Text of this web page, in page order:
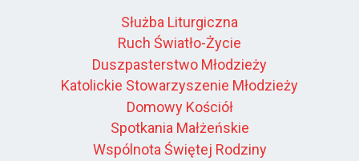
Służba Liturgiczna
Ruch Światło-Życie
Duszpasterstwo Młodzieży
Katolickie Stowarzyszenie Młodzieży
Domowy Kościół
Spotkania Małżeńskie
Wspólnota Świętej Rodziny